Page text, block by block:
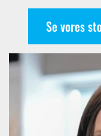
Se vores